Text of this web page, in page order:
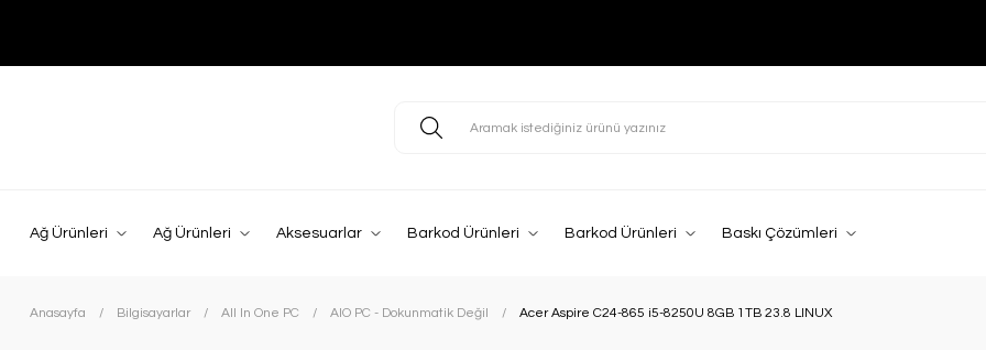
Ağ Ürünleri Ağ Ürünleri Aksesuarlar Barkod Ürünleri Barkod Ürünleri Baskı Çözümleri
Anasayfa Bilgisayarlar All In One PC AIO PC - Dokunmatik Değil Acer Aspire C24-865 i5-8250U 8GB 1TB 23.8 LINUX